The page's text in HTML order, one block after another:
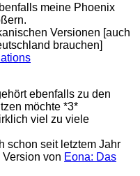
meine Phoenix
Versionen [auch
brauchen]
ebenfalls zu den
möchte *3*
viel zu viele
schon seit letztem Jahr
von Eona: Das